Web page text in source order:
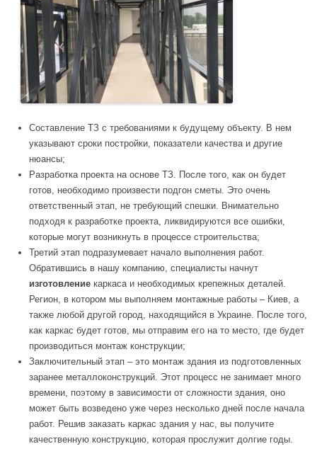
Составление ТЗ с требованиями к будущему объекту. В нем
указывают сроки постройки, показатели качества и другие
нюансы;
Разработка проекта на основе ТЗ. После того, как он будет
готов, необходимо произвести подгон сметы. Это очень
ответственный этап, не требующий спешки. Внимательно
подходя к разработке проекта, ликвидируются все ошибки,
которые могут возникнуть в процессе строительства;
Третий этап подразумевает начало выполнения работ.
Обратившись в нашу компанию, специалисты начнут
изготовление каркаса и необходимых крепежных деталей.
Регион, в котором мы выполняем монтажные работы – Киев, а
также любой другой город, находящийся в Украине. После того,
как каркас будет готов, мы отправим его на то место, где будет
производиться монтаж конструкции;
Заключительный этап – это монтаж здания из подготовленных
заранее металлоконструкций. Этот процесс не занимает много
времени, поэтому в зависимости от сложности здания, оно
может быть возведено уже через несколько дней после начала
работ. Решив заказать каркас здания у нас, вы получите
качественную конструкцию, которая прослужит долгие годы.